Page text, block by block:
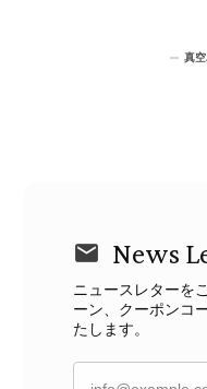
真
News
ニュースレターを
ーン、クーポンコ
たします。